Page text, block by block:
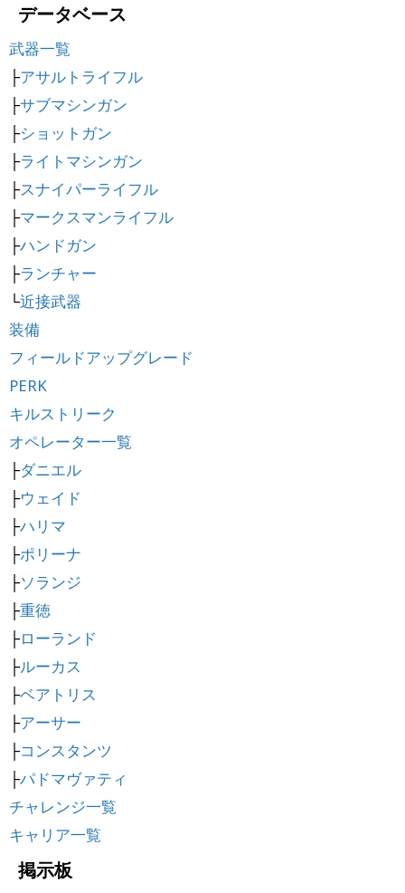
データベース
武器一覧
├アサルトライフル
├サブマシンガン
├ショットガン
├ライトマシンガン
├スナイパーライフル
├マークスマンライフル
├ハンドガン
├ランチャー
└近接武器
装備
フィールドアップグレード
PERK
キルストリーク
オペレーター一覧
├ダニエル
├ウェイド
├ハリマ
├ポリーナ
├ソランジ
├重徳
├ローランド
├ルーカス
├ベアトリス
├アーサー
├コンスタンツ
├パドマヴァティ
チャレンジ一覧
キャリア一覧
掲示板